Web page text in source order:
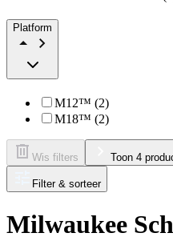
Platform
M12™ (2)
M18™ (2)
Wis filters Toon 4
Filter & sorteer
Milwaukee